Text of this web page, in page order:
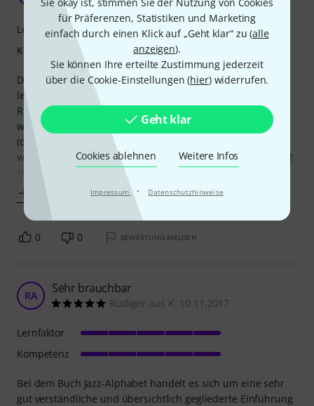
für Präferenzen, Statistiken und Marketing
einfach durch einen Klick auf „Geht klar“ zu (alle
anzeigen).
Sie können Ihre erteilte Zustimmung jederzeit
über die Cookie-Einstellungen (hier) widerrufen.
Geht klar
Cookies ablehnen Weitere Infos
Impressum · Datenschutzhinweise
Dieses Buch, das Jazz-Alphabet von Ro Gebhardt, kann
leicht verwechselt werden mit der Jazz-Klavierschule von
Rio Gebhardt aus der Mitte des 20. Jahrhunderts. Letzterer
war ein Jazz-Pionier im Deutschland vor dem 2. Weltkrieg
(dessen Buch später nochmal neu aufgelegt wurde),
wogegen Ro Gebhardt ein zeitgenössischer Jazzmusiker mit
Hauptinstrument Gitarre und auch
Mehr anzeigen
Lernfaktor
Kompetenz
0 0 BEWERTUNG MELDEN
RA Sehr brauchbar
Rüdiger aus K. 10.11.2017
Bei dem Buch Jazz-Alphabet handelt es sich um eine sehr
gut verständliche und übersichtlich gegliederte Einführung
Lernfaktor
Kompetenz